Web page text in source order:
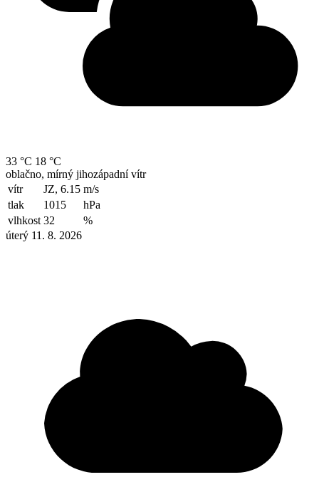
33 °C 18 °C
oblačno, mírný jihozápadní vítr
vítr
JZ, 6.15 m/s
tlak
1015
hPa
vlhkost 32
%
úterý 11. 8. 2026